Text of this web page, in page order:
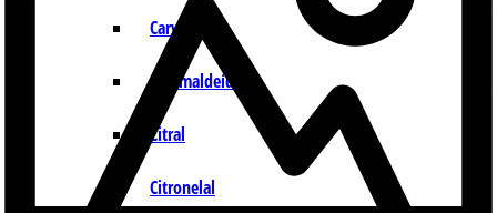
Carvona
Cinamaldeído
Citral
Citronelal